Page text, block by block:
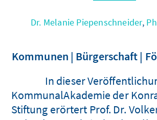
Dr. Melanie Piepenschneider,
Kommunen | Bürgerschaft |
In dieser
KommunalAkademie der
Stiftung erörtert Prof. Dr.